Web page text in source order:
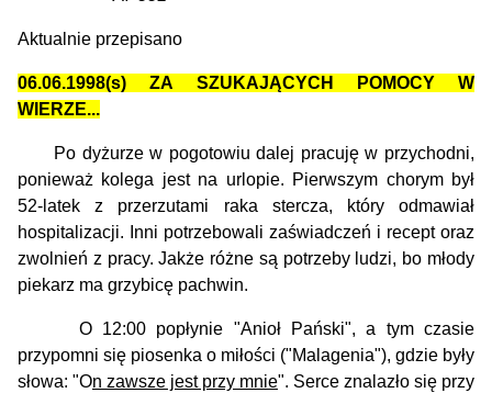
Aktualnie przepisano
06.06.1998(s) ZA SZUKAJĄCYCH POMOCY W
WIERZE...
Po dyżurze w pogotowiu dalej pracuję w przychodni,
ponieważ kolega jest na urlopie. Pierwszym chorym był
52-latek z przerzutami raka stercza, który odmawiał
hospitalizacji. Inni potrzebowali zaświadczeń i recept oraz
zwolnień z pracy. Jakże różne są potrzeby ludzi, bo młody
piekarz ma grzybicę pachwin.
O 12:00 popłynie "Anioł Pański", a tym czasie
przypomni się piosenka o miłości ("Malagenia"), gdzie były
słowa: "On zawsze jest przy mnie". Serce znalazło się przy